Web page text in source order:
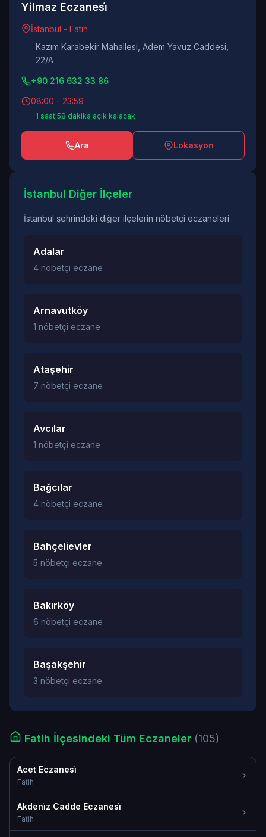
Yilmaz Eczanesi̇
İstanbul - Fatih
Kazım Karabekir Mahallesi, Adem Yavuz Caddesi,
22/A
+90 216 632 33 86
08:00 - 23:59
1 saat 58 dakika açık kalacak
Ara Lokasyon
İstanbul Diğer İlçeler
İstanbul şehrindeki diğer ilçelerin nöbetçi eczaneleri
Adalar
4 nöbetçi eczane
Arnavutköy
1 nöbetçi eczane
Ataşehir
7 nöbetçi eczane
Avcılar
1 nöbetçi eczane
Bağcılar
4 nöbetçi eczane
Bahçelievler
5 nöbetçi eczane
Bakırköy
6 nöbetçi eczane
Başakşehir
3 nöbetçi eczane
Fatih İlçesindeki Tüm Eczaneler (105)
Acet Eczanesi̇
Fatih
Akdeni̇z Cadde Eczanesi̇
Fatih